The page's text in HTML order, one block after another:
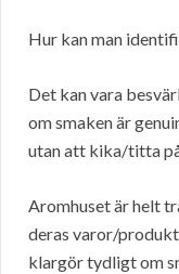
Hur kan man
Det kan vara
om smaken är
utan att kika/titta
Aromhuset är helt
deras varor/
klargör tydligt om